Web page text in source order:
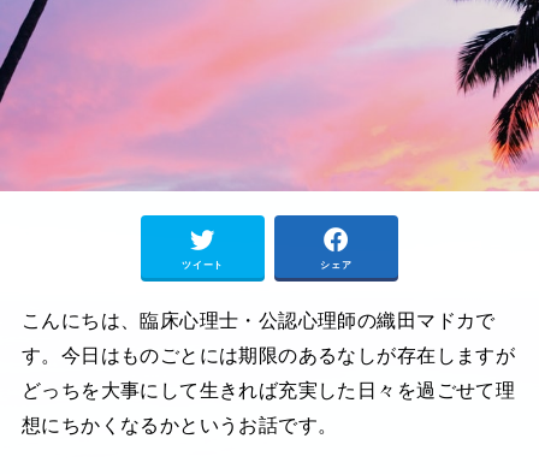
ツイート シェア
こんにちは、臨床心理士・公認心理師の織田マドカで
す。今日はものごとには期限のあるなしが存在しますが
どっちを大事にして生きれば充実した日々を過ごせて理
想にちかくなるかというお話です。